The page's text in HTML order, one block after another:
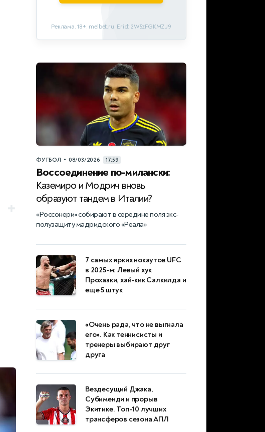
Реклама. 18+. melbet.ru. Erid: 2W5zFGKMZJ9
ФУТБОЛ • 08/03/2026 17:59
Воссоединение по-милански:
Каземиро и Модрич вновь
образуют тандем в Италии?
«Россонери» собирают в середине поля экс-
полузащиту мадридского «Реала»
7 самых ярких нокаутов UFC
в 2025-м: Левый хук
Прохазки, хай-кик Салкилда и
еще 5 штук
«Очень рада, что не выгнала
его». Как теннисисты и
тренеры выбирают друг
друга
Вездесущий Джака,
Субименди и прорыв
Экитике. Топ-10 лучших
трансферов сезона АПЛ